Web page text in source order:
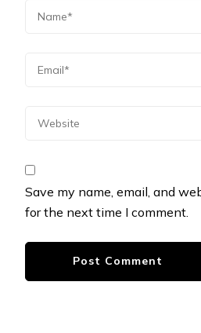
Save my name, email, and
for the next time I comment.